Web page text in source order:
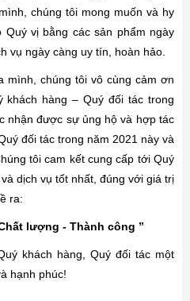
chúng tôi mong muốn và hy
vị bằng các sản phẩm ngày
vụ ngày càng uy tín, hoàn hảo.
mình, chúng tôi vô cùng cảm ơn
hàng – Quý đối tác trong
nhận được sự ủng hộ và hợp tác
đối tác trong năm 2021 này và
tôi cam kết cung cấp tới Quý
dịch vụ tốt nhất, đúng với giá trị
ra:
lượng - Thành công ”
khách hàng, Quý đối tác một
hạnh phúc!